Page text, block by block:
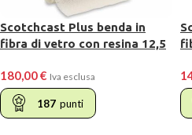
Scotchcast Plus benda in
fibra di vetro con resina 12,5
180,00€ Iva esclusa
187 punti